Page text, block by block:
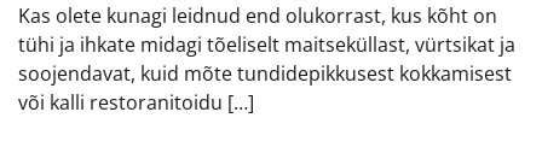
Kas olete kunagi leidnud end olukorrast, kus kõht on
tühi ja ihkate midagi tõeliselt maitseküllast, vürtsikat ja
soojendavat, kuid mõte tundidepikkusest kokkamisest
või kalli restoranitoidu […]